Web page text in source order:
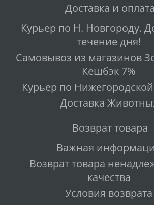
Доставка и оплата
Курьер по Н. Новгороду.
течение дня!
Самовывоз из магазинов
Кешбэк 7%
Курьер по
Доставка
Возврат товара
Важная
Возврат товара
качества
Условия возврата